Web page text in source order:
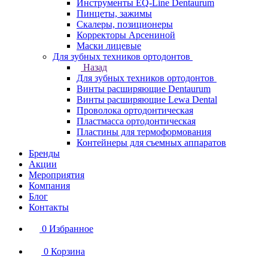
Инструменты EQ-Line Dentaurum
Пинцеты, зажимы
Скалеры, позиционеры
Корректоры Арсениной
Маски лицевые
Для зубных техников ортодонтов
Назад
Для зубных техников ортодонтов
Винты расширяющие Dentaurum
Винты расширяющие Lewa Dental
Проволока ортодонтическая
Пластмасса ортодонтическая
Пластины для термоформования
Контейнеры для съемных аппаратов
Бренды
Акции
Мероприятия
Компания
Блог
Контакты
0 Избранное
0 Корзина